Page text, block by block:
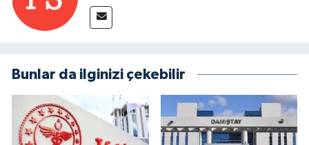
Bunlar da ilginizi çekebilir